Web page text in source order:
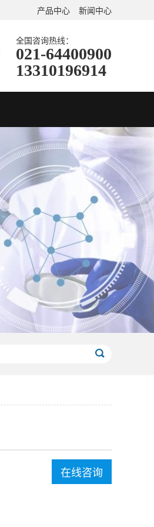
产品中心 新闻中心
全国咨询热线：
021-64400900
13310196914
在线咨询